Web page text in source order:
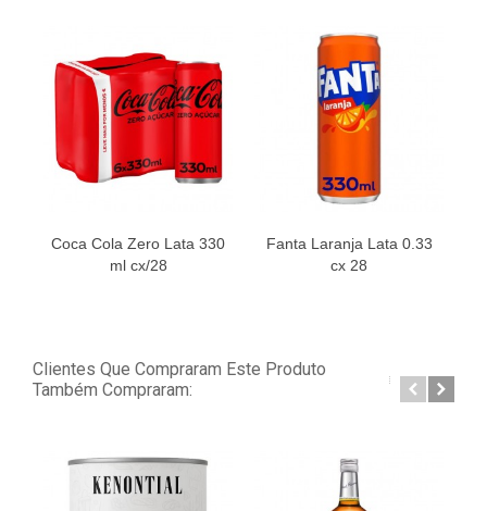
Coca Cola Zero Lata 330
ml cx/28
Fanta Laranja Lata 0.33
cx 28
Clientes Que Compraram Este Produto
Também Compraram: